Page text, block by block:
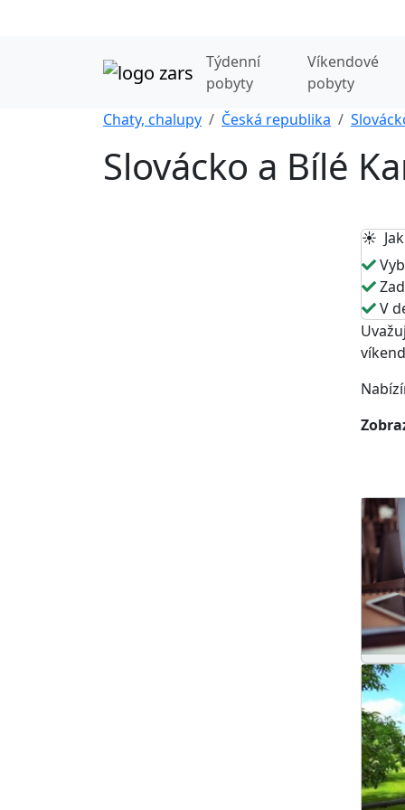
Týdenní
pobyty
Víkendové
pobyty
Chaty, chalupy
Česká republika
Slovácko a Bílé
☀️ Jak
V